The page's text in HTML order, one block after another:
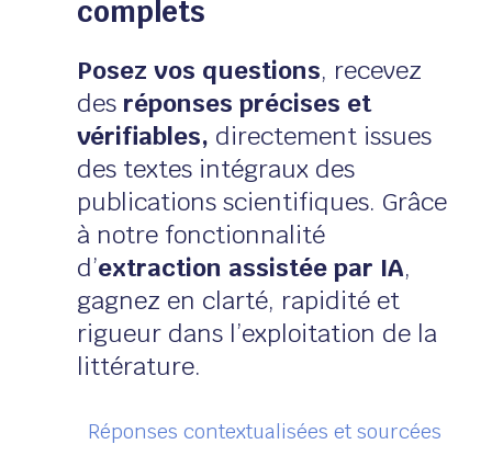
complets
Posez vos questions, recevez
des réponses précises et
vérifiables, directement issues
des textes intégraux des
publications scientifiques. Grâce
à notre fonctionnalité
d’extraction assistée par IA,
gagnez en clarté, rapidité et
rigueur dans l’exploitation de la
littérature.
Réponses contextualisées et sourcées